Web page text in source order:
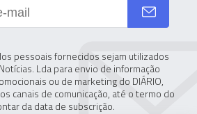
pessoais fornecidos sejam utilizados
Lda para envio de informação
ou de marketing do DIÁRIO,
canais de comunicação, até o termo do
da data de subscrição.